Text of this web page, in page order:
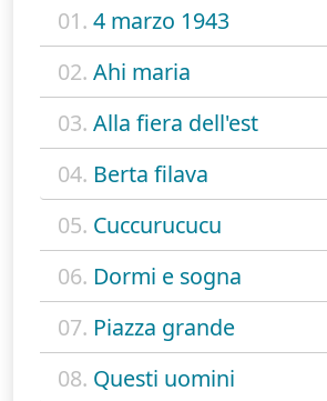
01. 4 marzo 1943
02. Ahi maria
03. Alla fiera dell'est
04. Berta filava
05. Cuccurucucu
06. Dormi e sogna
07. Piazza grande
08. Questi uomini